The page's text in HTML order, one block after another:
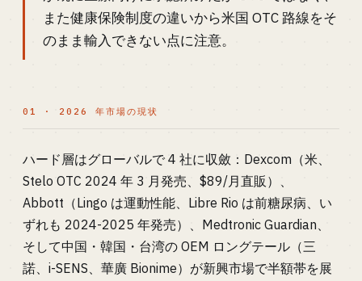
また健康保険制度の違いから米国 OTC 路線をそ
のまま輸入できない点に注意。
01 · 2026 年市場の現状
ハード層はグローバルで 4 社に収斂：Dexcom（米、
Stelo OTC 2024 年 3 月発売、$89/月直販）、
Abbott（Lingo は運動性能、Libre Rio は前糖尿病、い
ずれも 2024-2025 年発売）、Medtronic Guardian、
そして中国・韓国・台湾の OEM ロングテール（三
諾、i-SENS、華廣 Bionime）が新興市場で半額帯を展